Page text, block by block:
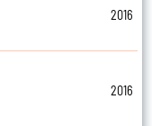
2016
2016